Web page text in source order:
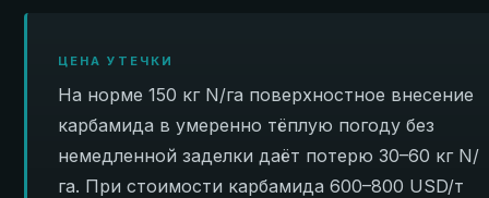
ЦЕНА УТЕЧКИ
На норме 150 кг N/га поверхностное внесение
карбамида в умеренно тёплую погоду без
немедленной заделки даёт потерю 30–60 кг N/
га. При стоимости карбамида 600–800 USD/т